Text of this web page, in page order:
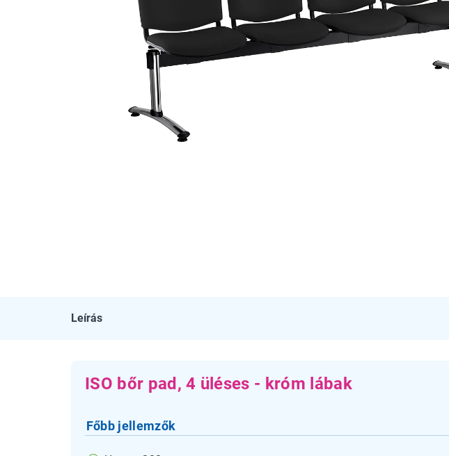
Leírás
ISO bőr pad, 4 üléses - króm lábak
Főbb jellemzők